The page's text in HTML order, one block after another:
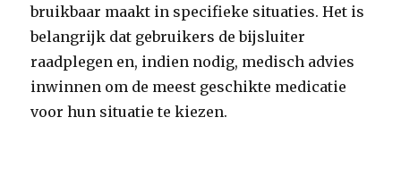
bruikbaar maakt in specifieke situaties. Het is
belangrijk dat gebruikers de bijsluiter
raadplegen en, indien nodig, medisch advies
inwinnen om de meest geschikte medicatie
voor hun situatie te kiezen.